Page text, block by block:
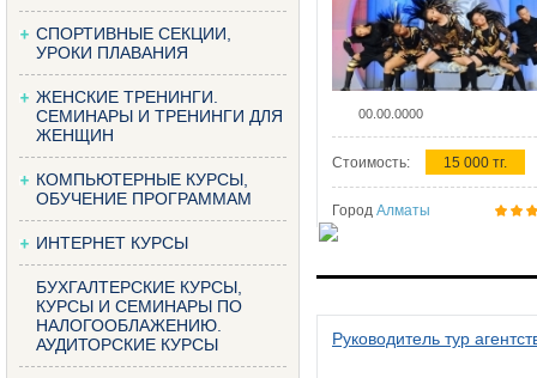
СПОРТИВНЫЕ СЕКЦИИ,
УРОКИ ПЛАВАНИЯ
ЖЕНСКИЕ ТРЕНИНГИ.
СЕМИНАРЫ И ТРЕНИНГИ ДЛЯ
ЖЕНЩИН
КОМПЬЮТЕРНЫЕ КУРСЫ,
ОБУЧЕНИЕ ПРОГРАММАМ
ИНТЕРНЕТ КУРСЫ
БУХГАЛТЕРСКИЕ КУРСЫ,
КУРСЫ И СЕМИНАРЫ ПО
НАЛОГООБЛАЖЕНИЮ.
АУДИТОРСКИЕ КУРСЫ
00.00.0000
Стоимость: 15 000 тг.
Город Алматы
Руководитель тур